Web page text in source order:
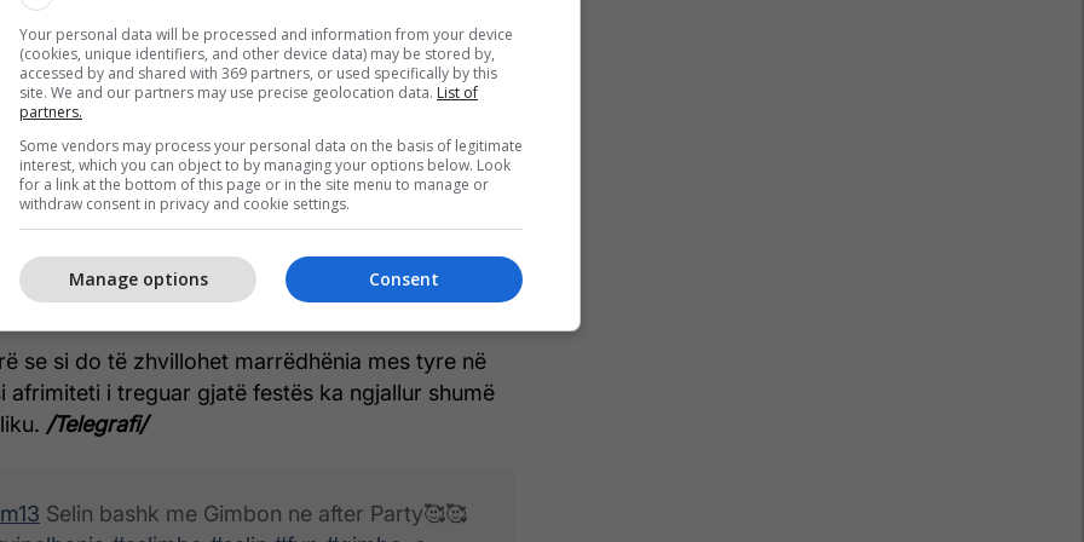
Screenshot/TikTok
kanë qarkulluar në rrjet, janë parë Gimbo dhe
pandarë nga njëri-tjetri gjatë festës.
vazhdimisht shumë pranë njëri-tjetrit, duke
dhe duke shkëmbyer edhe puthje, gjë që ka
e ndjekësve.
se si do të zhvillohet marrëdhënia mes tyre në
afrimiteti i treguar gjatë festës ka ngjallur shumë
/Telegrafi/
Selin bashk me Gimbon ne after Party🥰🥰
Your personal data will be processed and information from your device
(cookies, unique identifiers, and other device data) may be stored by,
accessed by and shared with 369 partners, or used specifically by this
site. We and our partners may use precise geolocation data. List of
partners.
Some vendors may process your personal data on the basis of legitimate
interest, which you can object to by managing your options below. Look
for a link at the bottom of this page or in the site menu to manage or
withdraw consent in privacy and cookie settings.
Consent
Manage options